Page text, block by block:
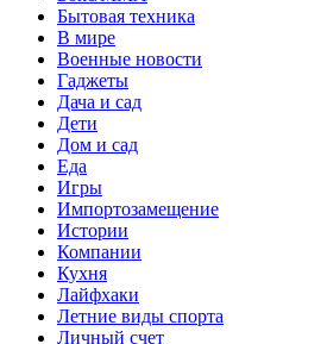
Бытовая техника
В мире
Военные новости
Гаджеты
Дача и сад
Дети
Дом и сад
Еда
Игры
Импортозамещение
Истории
Компании
Кухня
Лайфхаки
Летние виды спорта
Личный счет